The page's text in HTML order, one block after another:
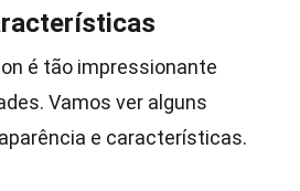
é tão impressionante
Vamos ver alguns
e características.